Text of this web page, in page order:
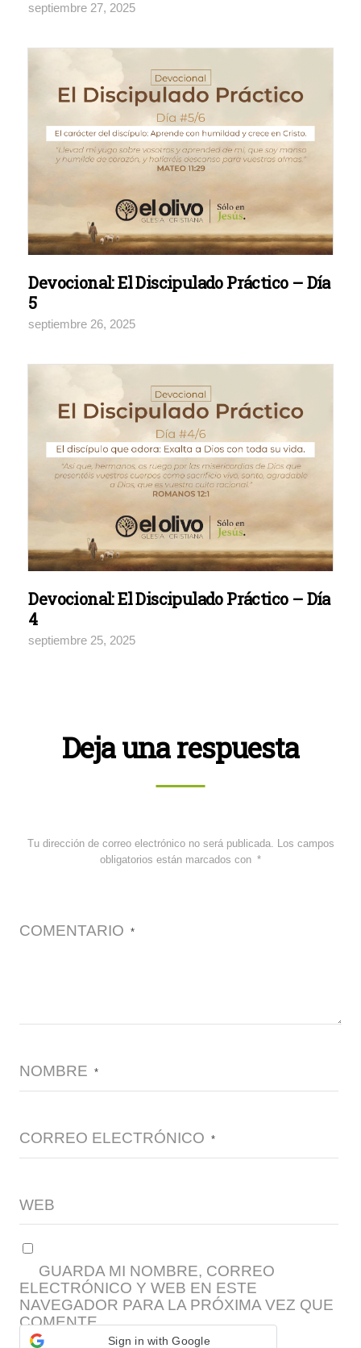
septiembre 27, 2025
Devocional: El Discipulado Práctico – Día
5
septiembre 26, 2025
Devocional: El Discipulado Práctico – Día
4
septiembre 25, 2025
Deja una respuesta
Tu dirección de correo electrónico no será publicada. Los campos
obligatorios están marcados con *
COMENTARIO *
NOMBRE *
CORREO ELECTRÓNICO *
WEB
GUARDA MI NOMBRE, CORREO
ELECTRÓNICO Y WEB EN ESTE
NAVEGADOR PARA LA PRÓXIMA VEZ QUE
COMENTE.
Sign in with Google